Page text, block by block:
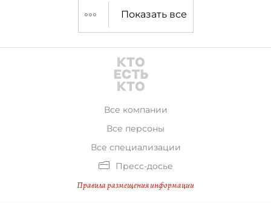
Показать все
Все компании
Все персоны
Все специализации
Пресс-досье
Правила размещения информации